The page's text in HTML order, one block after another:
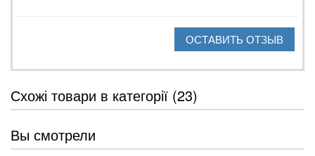
ОСТАВИТЬ ОТЗЫВ
Схожі товари в категорії (23)
Вы смотрели